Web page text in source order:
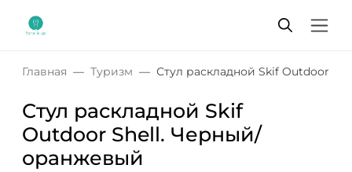
Главная Туризм Стул раскладной Skif Outdoor
Стул раскладной Skif
Outdoor Shell. Черный/
оранжевый